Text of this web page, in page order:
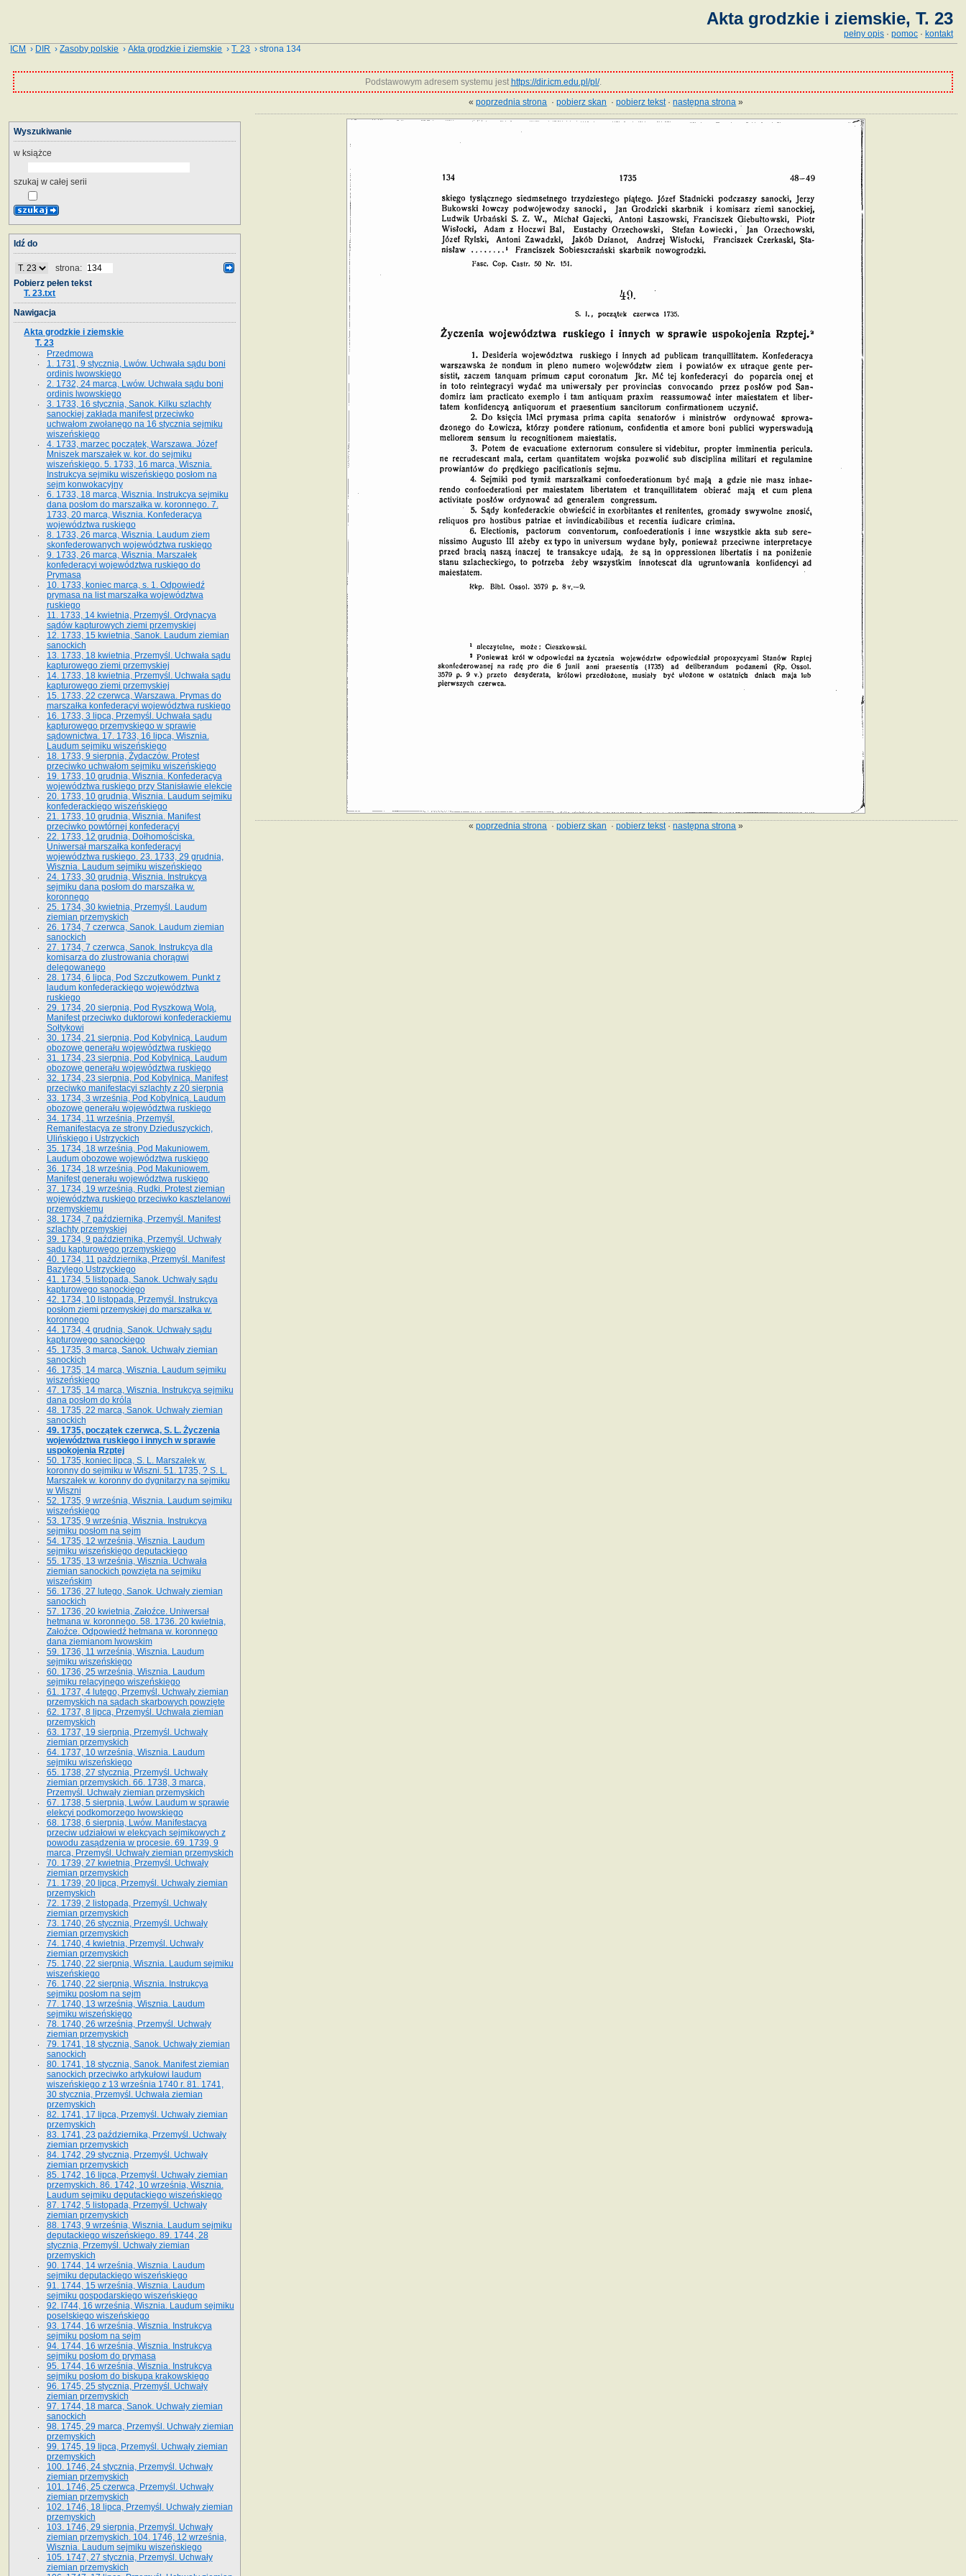
Akta grodzkie i ziemskie, T. 23
pełny opis · pomoc · kontakt
ICM › DIR ›Zasoby polskie ›Akta grodzkie i ziemskie ›T. 23 › strona 134
Podstawowym adresem systemu jest https://dir.icm.edu.pl/pl/.
«poprzednia strona ·pobierz skan ·pobierz tekst·następna strona »
«poprzednia strona ·pobierz skan ·pobierz tekst·następna strona »
Wyszukiwanie
w książce
szukaj w całej serii
Idź do
strona:
Pobierz pełen tekst
T. 23.txt
Nawigacja
Akta grodzkie i ziemskie
T. 23
Przedmowa
1. 1731, 9 stycznia, Lwów. Uchwała sądu boni
ordinis lwowskiego
2. 1732, 24 marca, Lwów. Uchwała sądu boni
ordinis lwowskiego
3. 1733, 16 stycznia, Sanok. Kilku szlachty
sanockiej zakłada manifest przeciwko
uchwałom zwołanego na 16 stycz­nia sejmiku
wiszeńskiego
4. 1733, marzec początek, Warszawa. Józef
Mniszek marszałek w. kor. do sejmiku
wiszeńskiego. 5. 1733, 16 marca, Wisznia.
Instrukcya sejmiku wiszeńskiego posłom na
sejm konwokacyjny
6. 1733, 18 marca, Wisznia. Instrukcya sejmiku
dana posłom do marszałka w. koronnego. 7.
1733, 20 marca, Wisznia. Konfederacya
województwa ruskiego
8. 1733, 26 marca, Wisznia. Laudum ziem
skonfederowanych województwa ruskiego
9. 1733, 26 marca, Wisznia. Marszałek
konfederacyi województwa ruskiego do
Prymasa
10. 1733, koniec marca, s. 1. Odpowiedź
prymasa na list marszałka województwa
ruskiego
11. 1733, 14 kwietnia, Przemyśl. Ordynacya
sądów kapturowych ziemi przemyskiej
12. 1733, 15 kwietnia, Sanok. Laudum ziemian
sanockich
13. 1733, 18 kwietnia, Przemyśl. Uchwała sądu
kapturowego ziemi przemyskiej
14. 1733, 18 kwietnia, Przemyśl. Uchwała sądu
kapturowego ziemi przemyskiej
15. 1733, 22 czerwca, Warszawa. Prymas do
marszałka konfederacyi województwa ruskiego
16. 1733, 3 lipca, Przemyśl. Uchwała sądu
kapturowego przemyskiego w sprawie
sądownictwa. 17. 1733, 16 lipca, Wisznia.
Laudum sejmiku wiszeńskiego
18. 1733, 9 sierpnia, Żydaczów. Protest
przeciwko uchwałom sejmiku wiszeńskiego
19. 1733, 10 grudnia, Wisznia. Konfederacya
województwa ruskiego przy Stanisławie elekcie
20. 1733, 10 grudnia, Wisznia. Laudum sejmiku
konfederackiego wiszeńskiego
21. 1733, 10 grudnia, Wisznia. Manifest
przeciwko powtórnej konfederacyi
22. 1733, 12 grudnia, Dołhomościska.
Uniwersał marszałka konfederacyi
województwa ruskiego. 23. 1733, 29 grudnia,
Wisznia. Laudum sejmiku wiszeńskiego
24. 1733, 30 grudnia, Wisznia. Instrukcya
sejmiku dana posłom do marszałka w.
koronnego
25. 1734, 30 kwietnia, Przemyśl. Laudum
ziemian przemyskich
26. 1734, 7 czerwca, Sanok. Laudum ziemian
sanockich
27. 1734, 7 czerwca, Sanok. Instrukcya dla
komisarza do zlustrowania chorągwi
delegowanego
28. 1734, 6 lipca, Pod Szczutkowem. Punkt z
laudum konfederackiego województwa
ruskiego
29. 1734, 20 sierpnia, Pod Ryszkową Wolą.
Manifest przeciwko duktorowi konfederackiemu
Sołtykowi
30. 1734, 21 sierpnia, Pod Kobylnicą. Laudum
obozowe generału województwa ruskiego
31. 1734, 23 sierpnia, Pod Kobylnicą. Laudum
obozowe generału województwa ruskiego
32. 1734, 23 sierpnia, Pod Kobylnicą. Manifest
przeciwko manifestacyi szlachty z 20 sierpnia
33. 1734, 3 września, Pod Kobylnicą. Laudum
obozowe generału województwa ruskiego
34. 1734, 11 września, Przemyśl.
Remanifestacya ze strony Dzieduszyckich,
Ulińskiego i Ustrzyckich
35. 1734, 18 września, Pod Makuniowem.
Laudum obozowe województwa ruskiego
36. 1734, 18 września, Pod Makuniowem.
Manifest generału województwa ruskiego
37. 1734, 19 września, Rudki. Protest ziemian
województwa ruskiego przeciwko kasztelanowi
przemyskiemu
38. 1734, 7 października, Przemyśl. Manifest
szlachty przemyskiej
39. 1734, 9 października, Przemyśl. Uchwały
sądu kapturowego przemyskiego
40. 1734, 11 października, Przemyśl. Manifest
Bazylego Ustrzyckiego
41. 1734, 5 listopada, Sanok. Uchwały sądu
kapturowego sanockiego
42. 1734, 10 listopada, Przemyśl. Instrukcya
posłom ziemi przemyskiej do marszałka w.
koronnego
44. 1734, 4 grudnia, Sanok. Uchwały sądu
kapturowego sanockiego
45. 1735, 3 marca, Sanok. Uchwały ziemian
sanockich
46. 1735, 14 marca, Wisznia. Laudum sejmiku
wiszeńskiego
47. 1735, 14 marca, Wisznia. Instrukcya sejmiku
dana posłom do króla
48. 1735, 22 marca, Sanok. Uchwały ziemian
sanockich
49. 1735, początek czerwca, S. L. Życzenia
województwa ruskiego i innych w sprawie
uspokojenia Rzptej
50. 1735, koniec lipca, S. L. Marszałek w.
koronny do sejmiku w Wiszni. 51. 1735, ? S. L.
Marszałek w. koronny do dygnitarzy na sejmiku
w Wiszni
52. 1735, 9 września, Wisznia. Laudum sejmiku
wiszeńskiego
53. 1735, 9 września, Wisznia. Instrukcya
sejmiku posłom na sejm
54. 1735, 12 września, Wisznia. Laudum
sejmiku wiszeńskiego deputackiego
55. 1735, 13 września, Wisznia. Uchwała
ziemian sanockich powzięta na sejmiku
wiszeńskim
56. 1736, 27 lutego, Sanok. Uchwały ziemian
sanockich
57. 1736, 20 kwietnia, Załoźce. Uniwersał
hetmana w. koronnego. 58. 1736. 20 kwietnia,
Załoźce. Odpowiedź hetmana w. koronnego
dana ziemianom lwowskim
59. 1736, 11 września, Wisznia. Laudum
sejmiku wiszeńskiego
60. 1736, 25 września, Wisznia. Laudum
sejmiku relacyjnego wiszeńskiego
61. 1737, 4 lutego, Przemyśl. Uchwały ziemian
przemyskich na sądach skarbowych powzięte
62. 1737, 8 lipca, Przemyśl. Uchwała ziemian
przemyskich
63. 1737, 19 sierpnia, Przemyśl. Uchwały
ziemian przemyskich
64. 1737, 10 września, Wisznia. Laudum
sejmiku wiszeńskiego
65. 1738, 27 stycznia, Przemyśl. Uchwały
ziemian przemyskich­­. 66. 1738, 3 marca,
Przemyśl. Uchwały ziemian przemyskich­
67. 1738, 5 sierpnia, Lwów. Laudum w sprawie
elekcyi podkomorzego lwowskiego
68. 1738, 6 sierpnia, Lwów. Manifestacya
przeciw udziałowi w elekcyach sejmikowych z
powodu zasądzenia w procesie. 69. 1739, 9
marca, Przemyśl. Uchwały ziemian przemyskich
70. 1739, 27 kwietnia, Przemyśl. Uchwały
ziemian przemyskich
71. 1739, 20 lipca, Przemyśl. Uchwały ziemian
przemyskich
72. 1739, 2 listopada, Przemyśl. Uchwały
ziemian przemyskich
73. 1740, 26 stycznia, Przemyśl. Uchwały
ziemian przemyskich
74. 1740, 4 kwietnia, Przemyśl. Uchwały
ziemian przemyskich
75. 1740, 22 sierpnia, Wisznia. Laudum sejmiku
wiszeńskiego
76. 1740, 22 sierpnia, Wisznia. Instrukcya
sejmiku posłom na sejm
77. 1740, 13 września, Wisznia. Laudum
sejmiku wiszeńskiego
78. 1740, 26 września, Przemyśl. Uchwały
ziemian przemyskich
79. 1741, 18 stycznia, Sanok. Uchwały ziemian
sanockich
80. 1741, 18 stycznia, Sanok. Manifest ziemian
sanockich przeciwko artykułowi laudum
wiszeńskiego z 13 wrze­śnia 1740 r. 81. 1741,
30 stycznia, Przemyśl. Uchwała ziemian
przemyskich
82. 1741, 17 lipca, Przemyśl. Uchwały ziemian
przemyskich
83. 1741, 23 października, Przemyśl. Uchwały
ziemian przemyskich
84. 1742, 29 stycznia, Przemyśl. Uchwały
ziemian przemyskich
85. 1742, 16 lipca, Przemyśl. Uchwały ziemian
przemyskich. 86. 1742, 10 września, Wisznia.
Laudum sejmiku deputackiego wiszeńskiego
87. 1742, 5 listopada, Przemyśl. Uchwały
ziemian przemyskich
88. 1743, 9 września, Wisznia. Laudum sejmiku
deputackiego wiszeńskiego. 89. 1744, 28
stycznia, Przemyśl. Uchwały ziemian
przemyskich
90. 1744, 14 września, Wisznia. Laudum
sejmiku deputackiego wiszeńskiego
91. 1744, 15 września, Wisznia. Laudum
sejmiku gospodarskiego wiszeńskiego
92. l744, 16 września, Wisznia. Laudum sejmiku
poselskiego wiszeńskiego
93. 1744, 16 września, Wisznia. Instrukcya
sejmiku posłom na sejm
94. 1744, 16 września, Wisznia. Instrukcya
sejmiku posłom do prymasa
95. 1744, 16 września, Wisznia. Instrukcya
sejmiku posłom do biskupa krakowskiego
96. 1745, 25 stycznia, Przemyśl. Uchwały
ziemian przemyskich
97. 1744, 18 marca, Sanok. Uchwały ziemian
sanockich
98. 1745, 29 marca, Przemyśl. Uchwały ziemian
przemyskich
99. 1745, 19 lipca, Przemyśl. Uchwały ziemian
przemyskich
100. 1746, 24 stycznia, Przemyśl. Uchwały
ziemian przemyskich
101. 1746, 25 czerwca, Przemyśl. Uchwały
ziemian przemyskich
102. 1746, 18 lipca, Przemyśl. Uchwały ziemian
przemyskich
103. 1746, 29 sierpnia, Przemyśl. Uchwały
ziemian przemyskich. 104. 1746, 12 września,
Wisznia. Laudum sejmiku wiszeńskiego
105. 1747, 27 stycznia, Przemyśl. Uchwały
ziemian przemyskich